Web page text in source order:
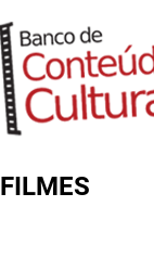
FILMES